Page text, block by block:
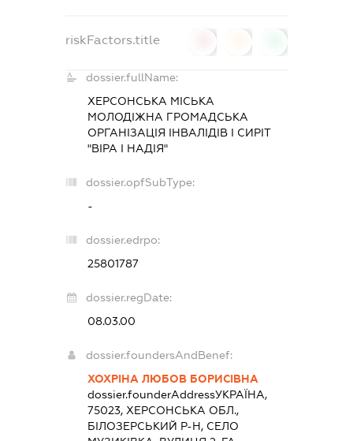
riskFactors.title
dossier.fullName:
ХЕРСОНСЬКА МІСЬКА
МОЛОДІЖНА ГРОМАДСЬКА
ОРГАНІЗАЦІЯ ІНВАЛІДІВ І СИРІТ
"ВІРА І НАДІЯ"
dossier.opfSubType:
-
dossier.edrpo:
25801787
dossier.regDate:
08.03.00
dossier.foundersAndBenef:
ХОХРІНА ЛЮБОВ БОРИСІВНА
dossier.founderAddressУКРАЇНА,
75023, ХЕРСОНСЬКА ОБЛ.,
БІЛОЗЕРСЬКИЙ Р-Н, СЕЛО